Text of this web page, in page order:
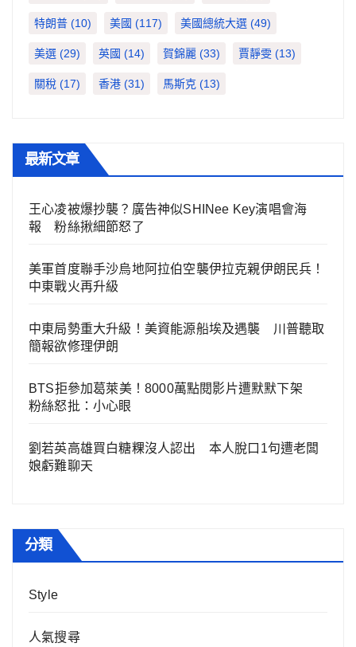
特朗普 (10) 美國 (117) 美國總統大選 (49)
美選 (29) 英國 (14) 賀錦麗 (33) 賈靜雯 (13)
關稅 (17) 香港 (31) 馬斯克 (13)
最新文章
王心凌被爆抄襲？廣告神似SHINee Key演唱會海
報 粉絲揪細節怒了
美軍首度聯手沙烏地阿拉伯空襲伊拉克親伊朗民兵！
中東戰火再升級
中東局勢重大升級！美資能源船埃及遇襲 川普聽取
簡報欲修理伊朗
BTS拒參加葛萊美！8000萬點閱影片遭默默下架
粉絲怒批：小心眼
劉若英高雄買白糖粿沒人認出 本人脫口1句遭老闆
娘虧難聊天
分類
Style
人氣搜尋